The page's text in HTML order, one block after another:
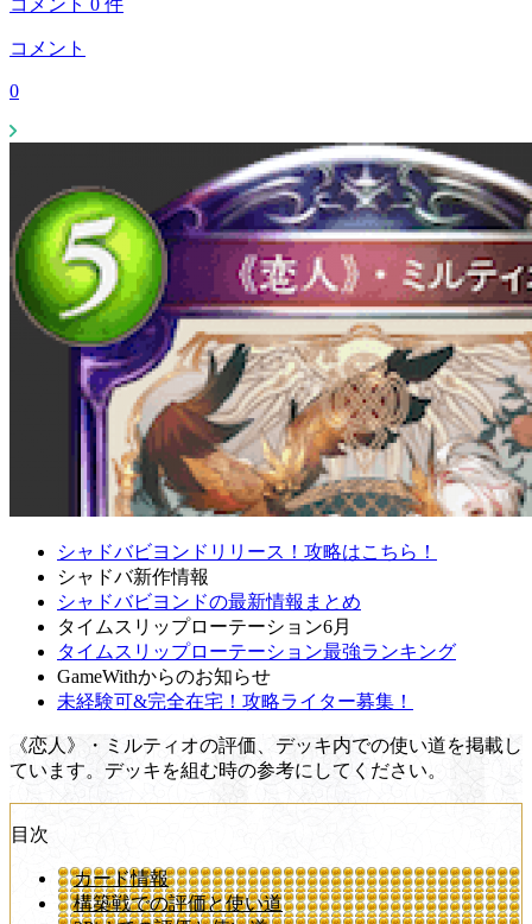
コメント
0
シャドバビヨンドリリース！攻略はこちら！
シャドバ新作情報
シャドバビヨンドの最新情報まとめ
タイムスリップローテーション6月
タイムスリップローテーション最強ランキング
GameWithからのお知らせ
未経験可&完全在宅！攻略ライター募集！
《恋人》・ミルティオの評価、デッキ内での使い道を掲載し
ています。デッキを組む時の参考にしてください。
目次
カード情報
構築戦での評価と使い道